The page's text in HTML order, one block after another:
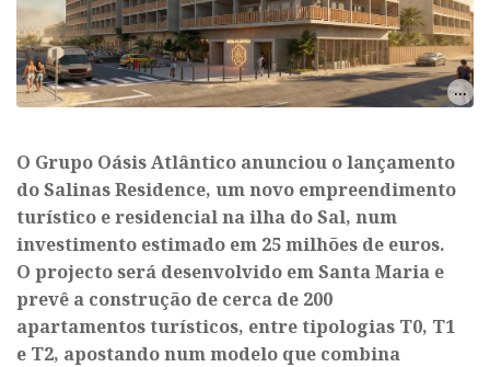
O Grupo Oásis Atlântico anunciou o lançamento
do Salinas Residence, um novo empreendimento
turístico e residencial na ilha do Sal, num
investimento estimado em 25 milhões de euros.
O projecto será desenvolvido em Santa Maria e
prevê a construção de cerca de 200
apartamentos turísticos, entre tipologias T0, T1
e T2, apostando num modelo que combina